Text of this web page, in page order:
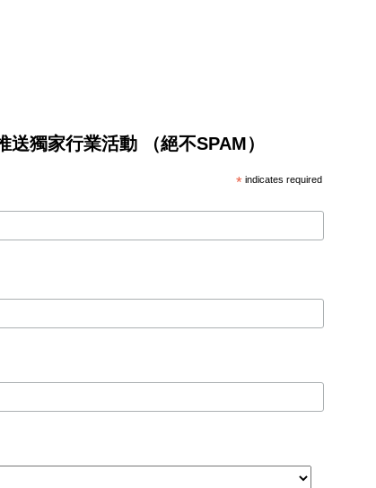
獨家行業活動 （絕不SPAM）
* indicates required